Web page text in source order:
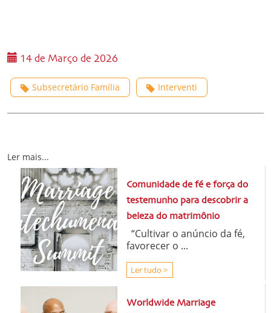
14 de Março de 2026
Subsecretário Família Interventi
Ler mais...
Comunidade de fé e força do
testemunho para descobrir a
beleza do matrimônio
“Cultivar o anúncio da fé,
favorecer o ...
Ler tudo >
Worldwide Marriage